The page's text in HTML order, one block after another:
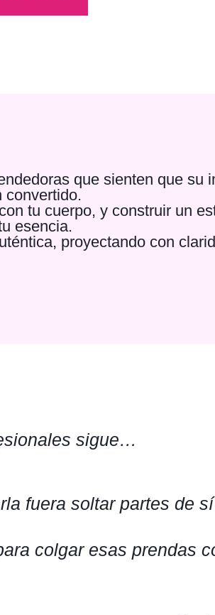
que sienten que su
convertido.
tu cuerpo, y construir un
esencia.
proyectando con
sigue…
fuera soltar partes de
colgar esas prendas